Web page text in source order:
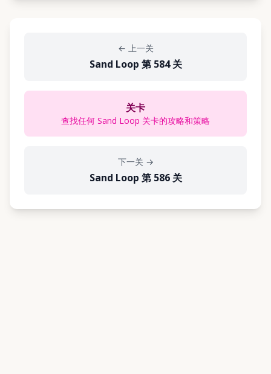
← 上一关
Sand Loop 第 584 关
关卡
查找任何 Sand Loop 关卡的攻略和策略
下一关 →
Sand Loop 第 586 关